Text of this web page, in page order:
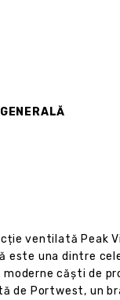
ventilată Peak
este una dintre
căști de
de Portwest, un